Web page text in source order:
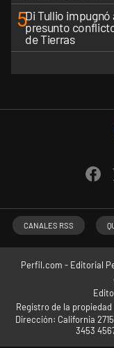
5Di Tullio
presunto
de Tierras
CANALES RSS
Perfil.com - Editorial
Registro de la
Dirección: California 2715
3453